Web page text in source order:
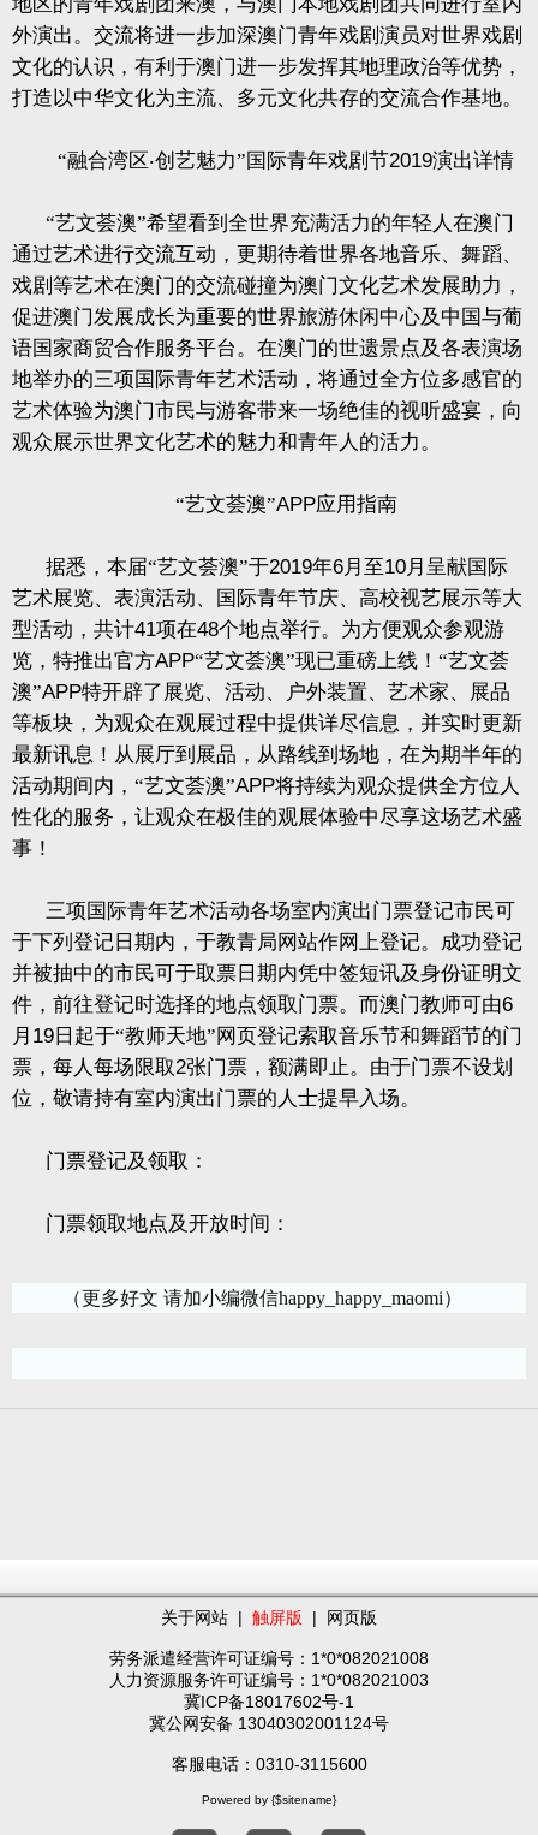
外演出。交流将进一步加深澳门青年戏剧演员对世界戏剧
文化的认识，有利于澳门进一步发挥其地理政治等优势，
打造以中华文化为主流、多元文化共存的交流合作基地。
“融合湾区‧创艺魅力”国际青年戏剧节2019演出详情
“艺文荟澳”希望看到全世界充满活力的年轻人在澳门
通过艺术进行交流互动，更期待着世界各地音乐、舞蹈、
戏剧等艺术在澳门的交流碰撞为澳门文化艺术发展助力，
促进澳门发展成长为重要的世界旅游休闲中心及中国与葡
语国家商贸合作服务平台。在澳门的世遗景点及各表演场
地举办的三项国际青年艺术活动，将通过全方位多感官的
艺术体验为澳门市民与游客带来一场绝佳的视听盛宴，向
观众展示世界文化艺术的魅力和青年人的活力。
“艺文荟澳”APP应用指南
据悉，本届“艺文荟澳”于2019年6月至10月呈献国际
艺术展览、表演活动、国际青年节庆、高校视艺展示等大
型活动，共计41项在48个地点举行。为方便观众参观游
览，特推出官方APP“艺文荟澳”现已重磅上线！“艺文荟
澳”APP特开辟了展览、活动、户外装置、艺术家、展品
等板块，为观众在观展过程中提供详尽信息，并实时更新
最新讯息！从展厅到展品，从路线到场地，在为期半年的
活动期间内，“艺文荟澳”APP将持续为观众提供全方位人
性化的服务，让观众在极佳的观展体验中尽享这场艺术盛
事！
三项国际青年艺术活动各场室内演出门票登记市民可
于下列登记日期内，于教青局网站作网上登记。成功登记
并被抽中的市民可于取票日期内凭中签短讯及身份证明文
件，前往登记时选择的地点领取门票。而澳门教师可由6
月 19 日起于“教师天地”网页登记索取音乐节和舞蹈节的门
票，每人每场限取2张门票，额满即止。由于门票不设划
位，敬请持有室内演出门票的人士提早入场。
门票登记及领取：
门票领取地点及开放时间：
（更多好文 请加小编微信happy_happy_maomi）
关于网站 | 触屏版 | 网页版
劳务派遣经营许可证编号：1*0*082021008
人力资源服务许可证编号：1*0*082021003
冀ICP备18017602号-1
冀公网安备 13040302001124号
客服电话：0310-3115600
Powered by {$sitename}